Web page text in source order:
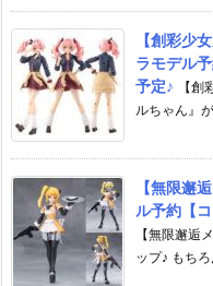
【創彩少
ラモデル
予定♪
【
ルちゃん』
【無限邂
ル予約【
【無限邂逅
ップ♪ もち